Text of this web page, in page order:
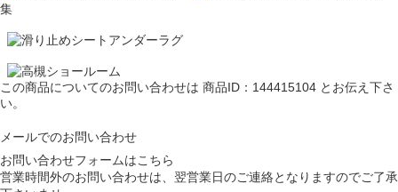
この商品についてのお問い合わせは 商品ID：144415104 とお伝え下さ
い。
メールでのお問い合わせ
お問い合わせフォームはこちら
営業時間外のお問い合わせは、翌営業日のご連絡となりますのでご了承